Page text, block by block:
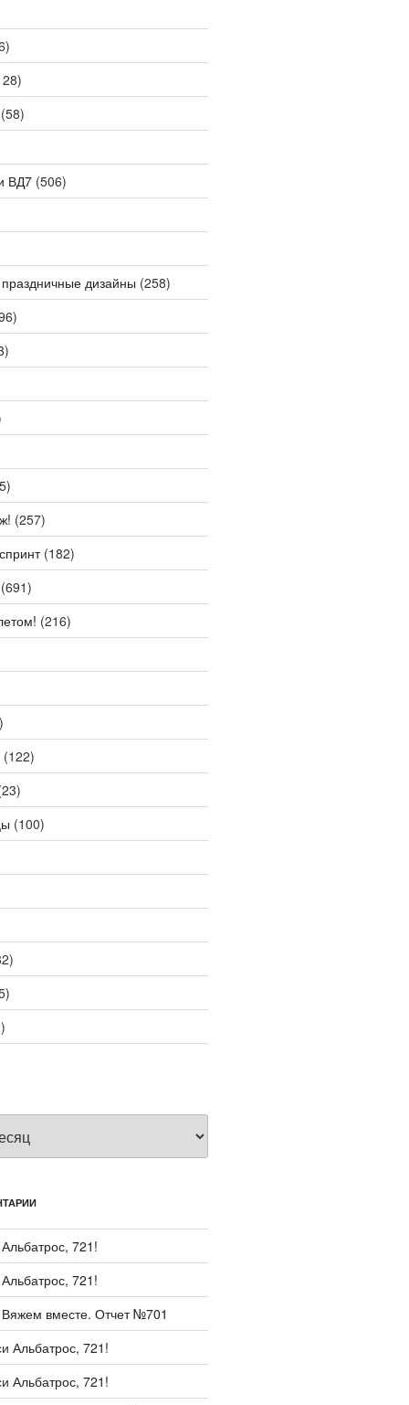
ВД7(506)
дизайны (258)
(257)
(182)
(216)
(122)
(100)
Альбатрос, 721!
Альбатрос, 721!
Вяжем вместе. Отчет №701
Альбатрос, 721!
Альбатрос, 721!